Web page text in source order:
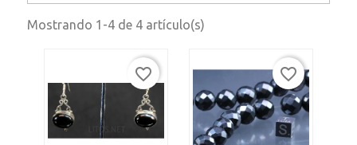
Mostrando 1-4 de 4 artículo(s)
favorite_border favorite_border